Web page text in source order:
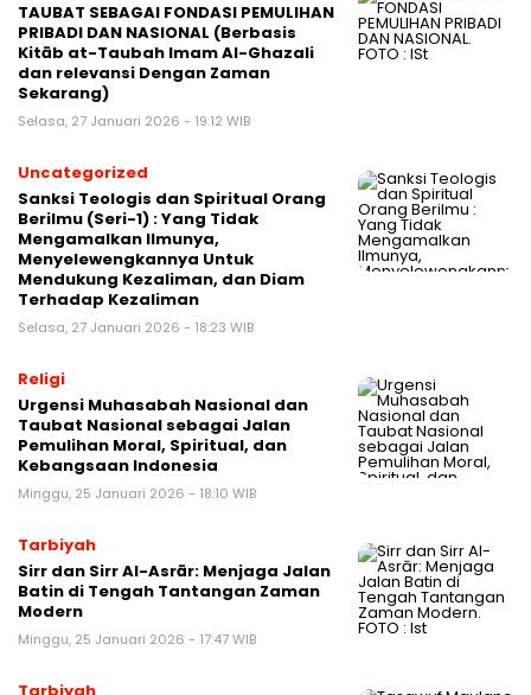
TAUBAT SEBAGAI FONDASI PEMULIHAN
PRIBADI DAN NASIONAL (Berbasis
Kitāb at-Taubah Imam Al-Ghazali
dan relevansi Dengan Zaman
Sekarang)
Selasa, 27 Januari 2026 - 19:12 WIB
Uncategorized
Sanksi Teologis dan Spiritual Orang
Berilmu (Seri-1) : Yang Tidak
Mengamalkan Ilmunya,
Menyelewengkannya Untuk
Mendukung Kezaliman, dan Diam
Terhadap Kezaliman
Selasa, 27 Januari 2026 - 18:23 WIB
Religi
Urgensi Muhasabah Nasional dan
Taubat Nasional sebagai Jalan
Pemulihan Moral, Spiritual, dan
Kebangsaan Indonesia
Minggu, 25 Januari 2026 - 18:10 WIB
Tarbiyah
Sirr dan Sirr Al-Asrār: Menjaga Jalan
Batin di Tengah Tantangan Zaman
Modern
Minggu, 25 Januari 2026 - 17:47 WIB